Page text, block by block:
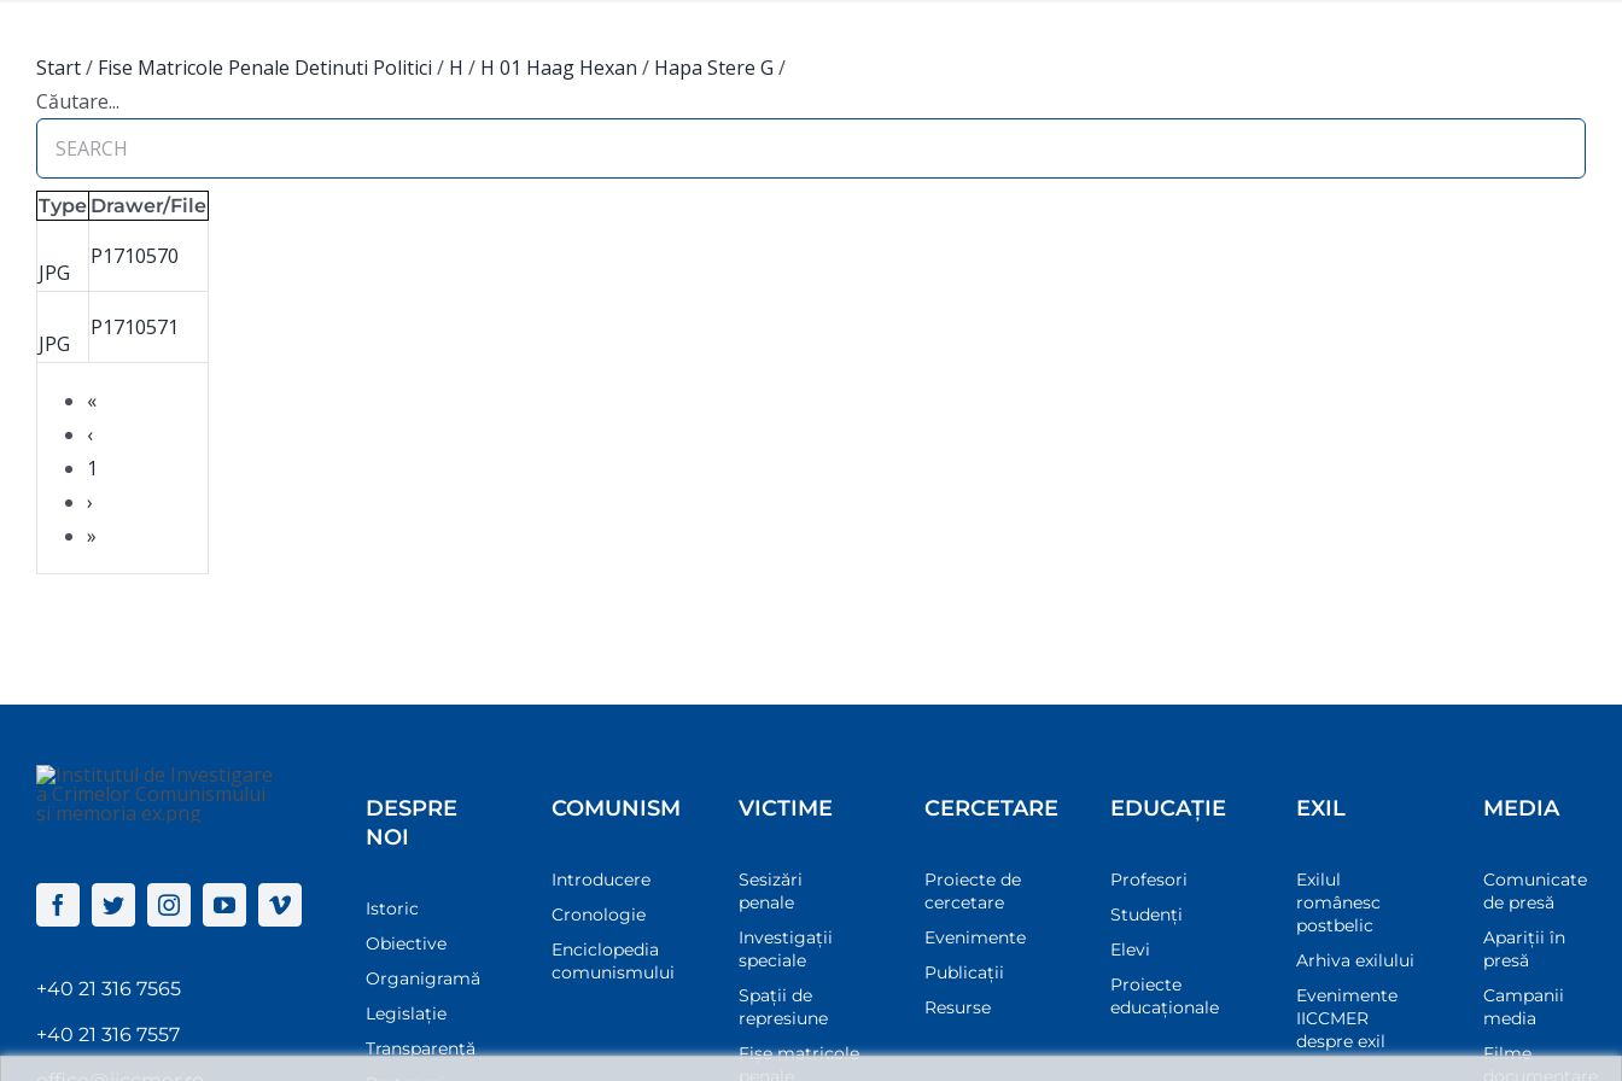
Start/ Fise Matricole Penale Detinuti Politici / H / H 01 Haag Hexan / Hapa Stere G /
Căutare...
Type Drawer/File
«
‹
1
›
»
JPG
P1710570
JPG
P1710571
+40 21 316 7565
+40 21 316 7557
DESPRE
NOI
Istoric
Obiective
Organigramă
Legislație
Transparenţă
COMUNISM
Introducere
Cronologie
Enciclopedia
comunismului
VICTIME
Sesizări
penale
Investigații
speciale
Spații de
represiune
Fișe matricole
penale
CERCETARE
Proiecte de
cercetare
Evenimente
Publicații
Resurse
EDUCAȚIE
Profesori
Studenți
Elevi
Proiecte
educaționale
EXIL
Exilul
românesc
postbelic
Arhiva exilului
Evenimente
IICCMER
despre exil
MEDIA
Comunicate
de presă
Apariții în
presă
Campanii
media
Filme
documentare